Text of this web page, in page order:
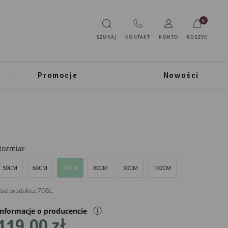
SZUKAJ KONTAKT KONTO KOSZYK
0
Promocje Nowości
50CM 60CM 70CM 80CM 90CM 100CM
produktu: 70GL
o producencie ⓘ